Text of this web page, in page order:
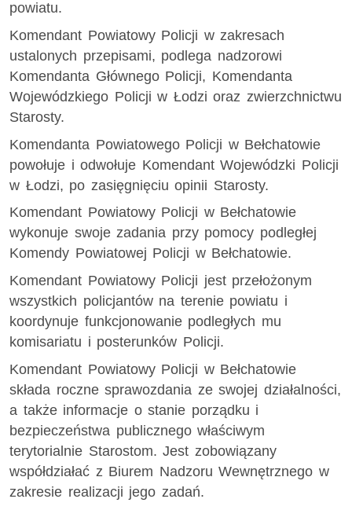
powiatu.
Komendant Powiatowy Policji w zakresach
ustalonych przepisami, podlega nadzorowi
Komendanta Głównego Policji, Komendanta
Wojewódzkiego Policji w Łodzi oraz zwierzchnictwu
Starosty.
Komendanta Powiatowego Policji w Bełchatowie
powołuje i odwołuje Komendant Wojewódzki Policji
w Łodzi, po zasięgnięciu opinii Starosty.
Komendant Powiatowy Policji w Bełchatowie
wykonuje swoje zadania przy pomocy podległej
Komendy Powiatowej Policji w Bełchatowie.
Komendant Powiatowy Policji jest przełożonym
wszystkich policjantów na terenie powiatu i
koordynuje funkcjonowanie podległych mu
komisariatu i posterunków Policji.
Komendant Powiatowy Policji w Bełchatowie
składa roczne sprawozdania ze swojej działalności,
a także informacje o stanie porządku i
bezpieczeństwa publicznego właściwym
terytorialnie Starostom. Jest zobowiązany
współdziałać z Biurem Nadzoru Wewnętrznego w
zakresie realizacji jego zadań.